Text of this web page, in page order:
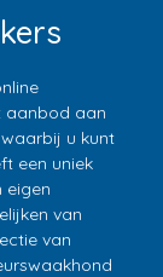
aanbod aan
u kunt
een uniek
eigen
van
van